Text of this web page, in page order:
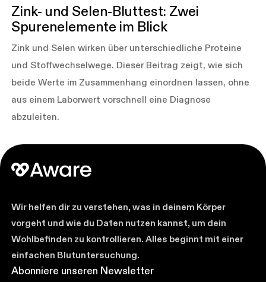
Zink- und Selen-Bluttest: Zwei
Spurenelemente im Blick
Zink und Selen wirken über unterschiedliche Proteine
und Stoffwechselwege. Dieser Beitrag zeigt, wie sich
beide Werte im Zusammenhang einordnen lassen, ohne
aus einem Laborwert vorschnell eine Diagnose
abzuleiten.
Wir helfen dir zu verstehen, was in deinem Körper
vorgeht und wie du Daten nutzen kannst, um dein
Wohlbefinden zu kontrollieren. Alles beginnt mit einer
einfachen Blutuntersuchung.
Abonniere unseren Newsletter